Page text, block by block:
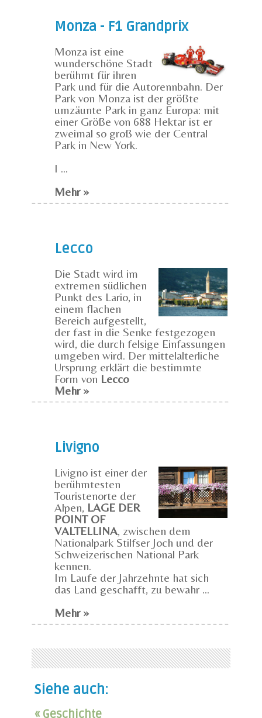
Monza - F1 Grandprix
Monza ist eine
wunderschöne Stadt
berühmt für ihren
Park und für die Autorennbahn. Der
Park von Monza ist der größte
umzäunte Park in ganz Europa: mit
einer Größe von 688 Hektar ist er
zweimal so groß wie der Central
Park in New York.
I ...
Mehr »
Lecco
Die Stadt wird im
extremen südlichen
Punkt des Lario, in
einem flachen
Bereich aufgestellt,
der fast in die Senke festgezogen
wird, die durch felsige Einfassungen
umgeben wird. Der mittelalterliche
Ursprung erklärt die bestimmte
Form von Lecco
Mehr »
Livigno
Livigno ist einer der
berühmtesten
Touristenorte der
Alpen, LAGE DER
POINT OF
VALTELLINA , zwischen dem
Nationalpark Stilfser Joch und der
Schweizerischen National Park
kennen.
Im Laufe der Jahrzehnte hat sich
das Land geschafft, zu bewahr ...
Mehr »
Siehe auch:
« Geschichte